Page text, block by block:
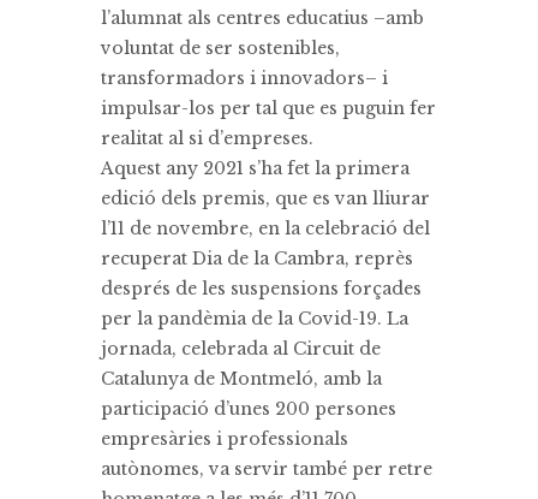
l’alumnat als centres educatius –amb
voluntat de ser sostenibles,
transformadors i innovadors– i
impulsar-los per tal que es puguin fer
realitat al si d’empreses.
Aquest any 2021 s’ha fet la primera
edició dels premis, que es van lliurar
l’11 de novembre, en la celebració del
recuperat Dia de la Cambra, reprès
després de les suspensions forçades
per la pandèmia de la Covid-19. La
jornada, celebrada al Circuit de
Catalunya de Montmeló, amb la
participació d’unes 200 persones
empresàries i professionals
autònomes, va servir també per retre